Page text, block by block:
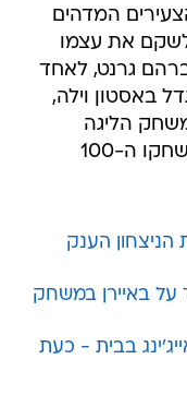
המדהים
את עצמו
גרנט, לאחד
באסטון וילה,
הליגה
הראשון במדי ווסטהאם היה גם משחקו ה-100
הענק
על באיירן במשחק
בבית - כעת